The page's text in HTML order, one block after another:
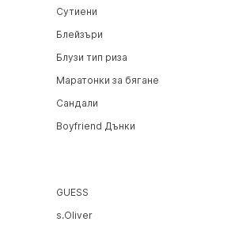
Сутиени
Блейзъри
Блузи тип риза
Маратонки за бягане
Сандали
Boyfriend Дънки
GUESS
s.Oliver